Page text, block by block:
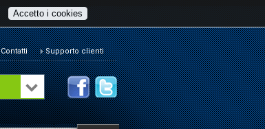
Accetto i cookies
Contatti Supporto clienti